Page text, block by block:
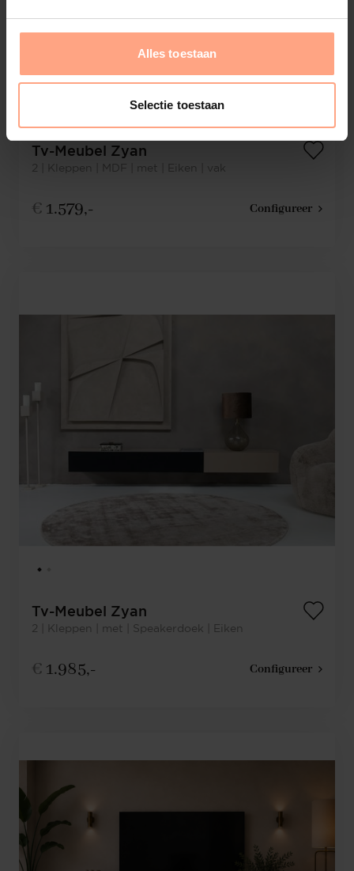
Alles toestaan
Selectie toestaan
Tv-Meubel Zyan
2 | Kleppen | MDF | met | Eiken | vak
€ 1.579,- Configureer
Tv-Meubel Zyan
2 | Kleppen | met | Speakerdoek | Eiken
€ 1.985,- Configureer